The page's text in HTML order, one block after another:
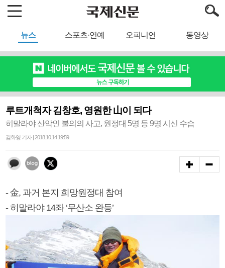
뉴스 스포츠·연예 오피니언 동영상
루트개척자 김창호, 영원한 山이 되다
히말라야 산악인 불의의 사고, 원정대 5명 등 9명 시신 수습
김화영 기자 | 2018.10.14 19:59
- 金, 과거 본지 희망원정대 참여
- 히말라야 14좌 ‘무산소 완등’